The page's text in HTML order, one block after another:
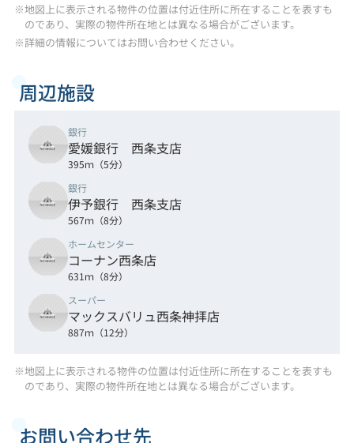
※地図上に表示される物件の位置は付近住所に所在することを表すも
のであり、実際の物件所在地とは異なる場合がございます。
※詳細の情報についてはお問い合わせください。
周辺施設
銀行
愛媛銀行 西条支店
395ｍ（5分）
銀行
伊予銀行 西条支店
567ｍ（8分）
ホームセンター
コーナン西条店
631ｍ（8分）
スーパー
マックスバリュ西条神拝店
887ｍ（12分）
※地図上に表示される物件の位置は付近住所に所在することを表すも
のであり、実際の物件所在地とは異なる場合がございます。
お問い合わせ先